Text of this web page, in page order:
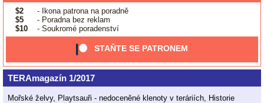
$2
- Ikona patrona na poradně
$5
- Poradna bez reklam
$10
- Soukromé poradenství
STAŇTE SE PATRONEM
TERAmagazín 1/2017
Mořské želvy, Playtsauři - nedoceněné klenoty v teráriích, Historie